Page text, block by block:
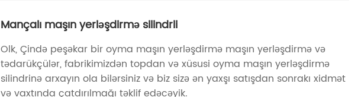
Mançalı maşın yerləşdirmə silindrli
Olk, Çində peşəkar bir oyma maşın yerləşdirmə maşın yerləşdirmə və
tədarükçülər, fabrikimizdən topdan və xüsusi oyma maşın yerləşdirmə
silindrinə arxayın ola bilərsiniz və biz sizə ən yaxşı satışdan sonrakı xidmət
və vaxtında çatdırılmağı təklif edəcəyik.